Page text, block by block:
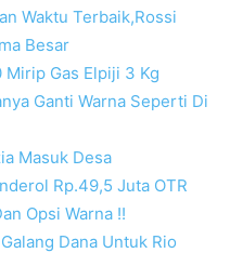
Waktu Terbaik,Rossi
Besar
Mirip Gas Elpiji 3 Kg
Ganti Warna Seperti Di
Masuk Desa
Rp.49,5 Juta OTR
Opsi Warna !!
Dana Untuk Rio